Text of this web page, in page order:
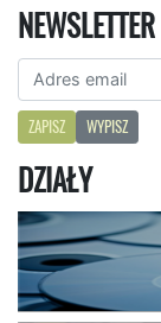
NEWSLETTER
ZAPISZ WYPISZ
DZIAŁY